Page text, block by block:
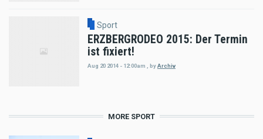
Sport
ERZBERGRODEO 2015: Der Termin
ist fixiert!
Aug 20 2014 - 12:00am byArchiv
MORE SPORT